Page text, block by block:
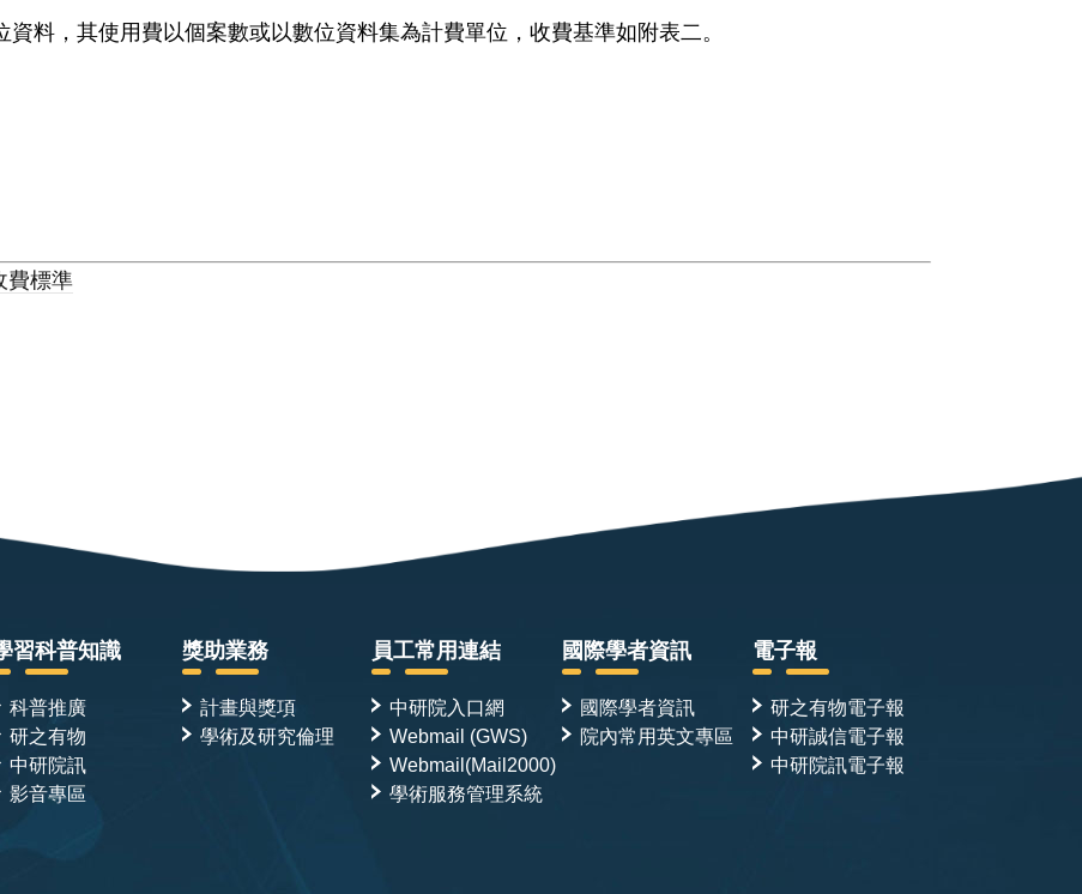
資料，其使用費以個案數或以數位資料集為計費單位，收費基準如附表二。
費標準
習科普知識
科普推廣
研之有物
中研院訊
影音專區
獎助業務
計畫與獎項
學術及研究倫理
員工常用連結
中研院入口網
Webmail (GWS)
Webmail(Mail2000)
學術服務管理系統
國際學者資訊
國際學者資訊
院內常用英文專區
電子報
研之有物電子報
中研誠信電子報
中研院訊電子報